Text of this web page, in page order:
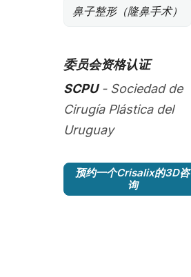
鼻子整形（隆鼻手术）
委员会资格认证
SCPU- Sociedad de
Cirugía Plástica del
Uruguay
预约一个Crisalix的3D咨
询